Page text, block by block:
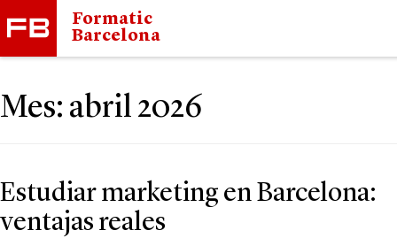
Formatic
Barcelona
Mes: abril 2026
Estudiar marketing en Barcelona:
ventajas reales